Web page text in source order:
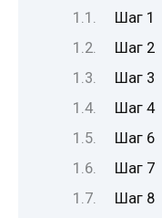
Шаг 1
Шаг 2
Шаг 3
Шаг 4
Шаг 6
Шаг 7
Шаг 8